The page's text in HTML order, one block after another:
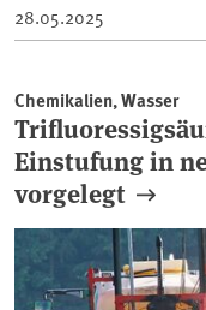
28.05.2025
Chemikalien, Wasser
Einstufung in
vorgelegt